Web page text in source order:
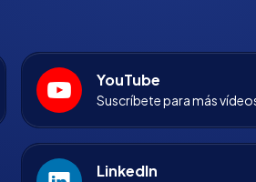
YouTube
Suscríbete para más
LinkedIn